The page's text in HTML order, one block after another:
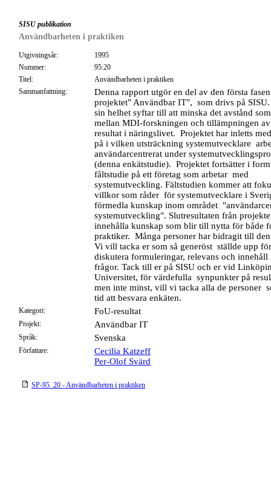
SISU publikation
Användbarheten i praktiken
Utgivningsår:
1995
Nummer:
95:20
Titel:
Användbarheten i praktiken
Sammanfattning:
Denna rapport utgör en del av den första
projektet" Användbar IT", som drivs på
sin helhet syftar till att minska det avstånd
mellan MDI-forskningen och tillämpningen av
resultat i näringslivet. Projektet har inletts
på i vilken utsträckning systemutvecklare
användarcentrerat under
(denna enkätstudie). Projektet fortsätter i
fåltstudie på ett företag som arbetar med
systemutveckling. Fältstudien kommer att
villkor som råder för systemutvecklare i
förmedla kunskap inom området
systemutveckling". Slutresultaten från
innehålla kunskap som blir till nytta för både
praktiker. Många personer har bidragit till
Vi vill tacka er som så generöst ställde upp
diskutera formuleringar, relevans och
frågor. Tack till er på SISU och er vid
Universitet, för värdefulla synpunkter på
men inte minst, vill vi tacka alla de personer
tid att besvara enkäten.
Kategori: FoU-resultat
Projekt: Användbar IT
Språk: Svenska
Författare:
Cecilia Katzeff
Per-Olof Svärd
SP-95_20 - Användbarheten i praktiken